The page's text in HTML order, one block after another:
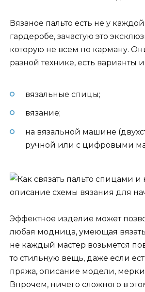
Вязаное пальто есть не у
гардеробе, зачастую это
которую не всем по карману.
разной технике, есть варианты
вязальные спицы;
вязание;
на вязальной машине
ручной или с цифровыми
Эффектное изделие может
любая модница, умеющая
не каждый мастер возьмется
то стильную вещь, даже если
пряжа, описание модели,
Впрочем, ничего сложного в